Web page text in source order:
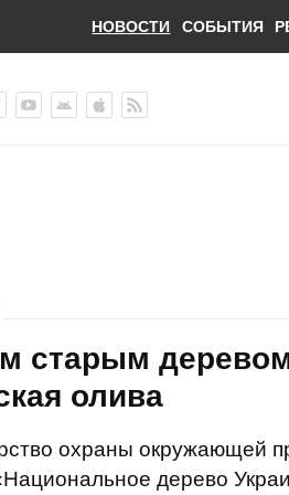
НОВОСТИ СОБЫТИЯ
старым деревом
олива
охраны окружающей
дерево